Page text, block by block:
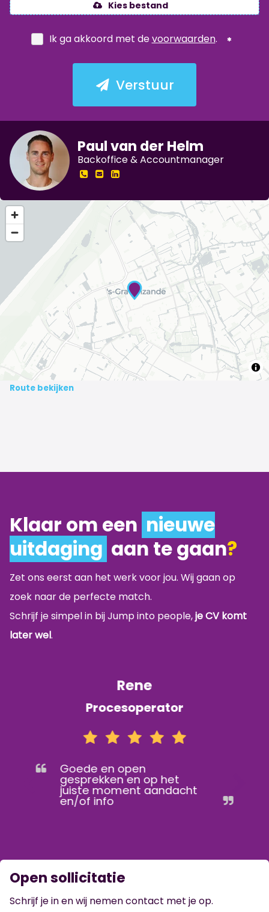
Paul van der Helm
Backoffice & Accountmanager
Kies bestand
Ik ga akkoord met devoorwaarden.
Verstuur
Route bekijken
Klaar om een nieuwe
uitdaging aan te gaan?
Zet ons eerst aan het werk voor jou. Wij gaan op
zoek naar de perfecte match.
Schrijf je simpel in bij Jump into people,je CV komt
later wel.
Rene
Procesoperator
Goede en open
gesprekken en op het
juiste moment aandacht
en/of info
Open sollicitatie
Schrijf je in en wij nemen contact met je op.